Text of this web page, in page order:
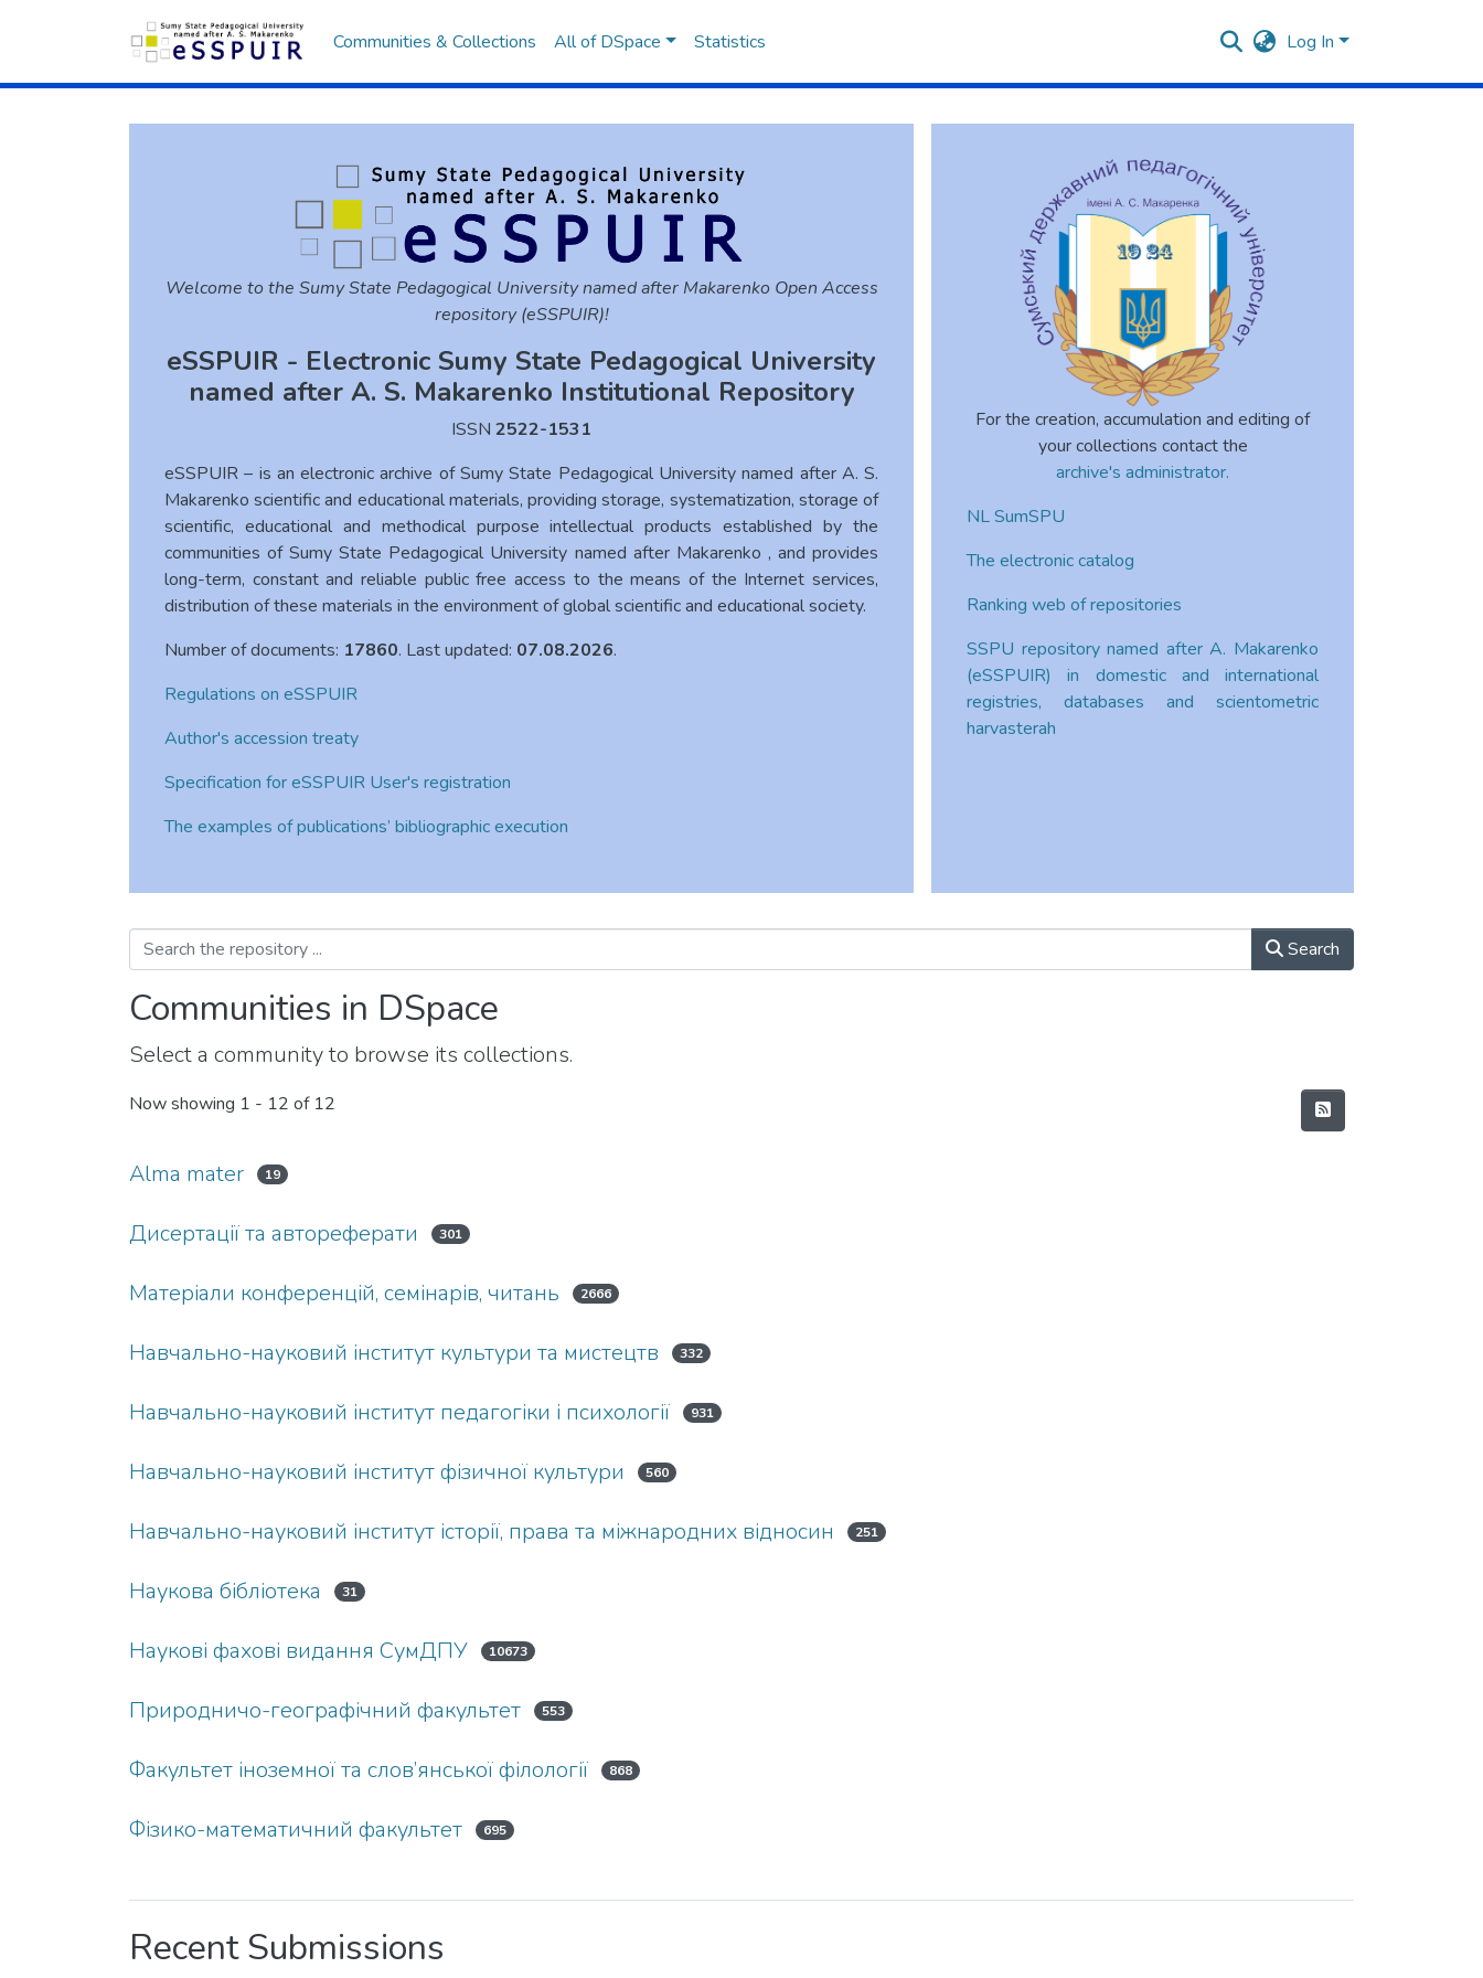
Communities & Collections All of DSpace Statistics Log In
Welcome to the Sumy State Pedagogical University named after Makarenko Open Access
repository (eSSPUIR)!
eSSPUIR - Electronic Sumy State Pedagogical University
named after A. S. Makarenko Institutional Repository
ISSN2522-1531
eSSPUIR – is an electronic archive of Sumy State Pedagogical University named after A. S.
Makarenko scientific and educational materials, providing storage, systematization, storage of
scientific, educational and methodical purpose intellectual products established by the
communities of Sumy State Pedagogical University named after Makarenko , and provides
long-term, constant and reliable public free access to the means of the Internet services,
distribution of these materials in the environment of global scientific and educational society.
Number of documents: 17860. Last updated: 07.08.2026.
Regulations on eSSPUIR
Author's accession treaty
Specification for eSSPUIR User's registration
The examples of publications’ bibliographic execution
For the creation, accumulation and editing of
your collections contact the
archive's administrator.
NL SumSPU
The electronic catalog
Ranking web of repositories
SSPU repository named after A. Makarenko
(eSSPUIR) in domestic and international
registries, databases and scientometric
harvasterah
Search
Communities in DSpace
Select a community to browse its collections.
Now showing 1 - 12 of 12
Аlma mater 19
Дисертації та автореферати 301
Матеріали конференцій, семінарів, читань 2666
Навчально-науковий інститут культури та мистецтв 332
Навчально-науковий інститут педагогіки і психології 931
Навчально-науковий інститут фізичної культури 560
Навчально-науковий інститут історії, права та міжнародних відносин 251
Наукова бібліотека 31
Наукові фахові видання СумДПУ 10673
Природничо-географічний факультет 553
Факультет іноземної та слов’янської філології 868
Фізико-математичний факультет 695
Recent Submissions